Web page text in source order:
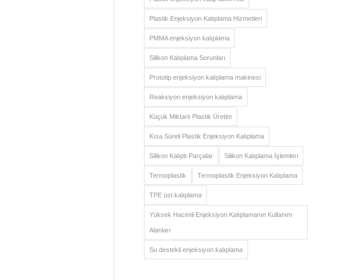
Plastik Enjeksiyon Kalıplama Hizmetleri
PMMA enjeksiyon kalıplama
Silikon Kalıplama Sorunları
Prototip enjeksiyon kalıplama makinesi
Reaksiyon enjeksiyon kalıplama
Küçük Miktarlı Plastik Üretim
Kısa Süreli Plastik Enjeksiyon Kalıplama
Silikon Kalıplı Parçalar Silikon Kalıplama İşlemleri
Termoplastik Termoplastik Enjeksiyon Kalıplama
TPE üst kalıplama
Yüksek Hacimli Enjeksiyon Kalıplamanın Kullanım
Alanları
Su destekli enjeksiyon kalıplama